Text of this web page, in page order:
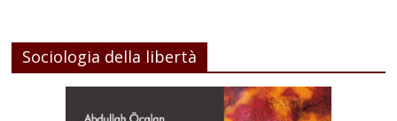
Sociologia della libertà